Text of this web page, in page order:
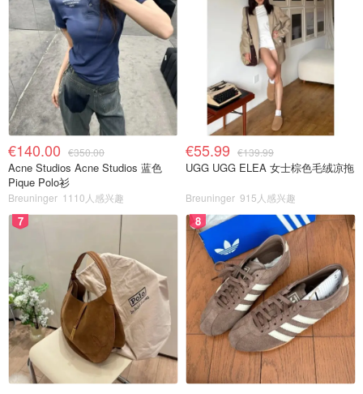
€140.00 €350.00
Acne Studios Acne Studios 蓝色
Pique Polo衫
Breuninger 1110人感兴趣
€55.99 €139.99
UGG UGG ELEA 女士棕色毛绒凉拖
Breuninger 915人感兴趣
7 8